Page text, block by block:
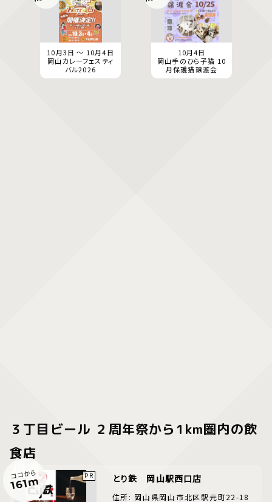
10月3日 ～ 10月4日
岡山カレーフェスティ
バル2026
10月4日
岡山手のひら子猫 10
月保護猫譲渡会
３丁目ビール ２周年祭から1km圏内の飲
食店
ココから
161m とり鉄 岡山駅西口店
住所: 岡山県岡山市北区駅元町22-18